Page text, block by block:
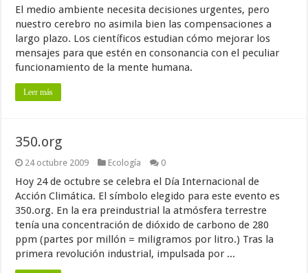
El medio ambiente necesita decisiones urgentes, pero
nuestro cerebro no asimila bien las compensaciones a
largo plazo. Los científicos estudian cómo mejorar los
mensajes para que estén en consonancia con el peculiar
funcionamiento de la mente humana.
Leer más
350.org
24 octubre 2009 Ecología 0
Hoy 24 de octubre se celebra el Día Internacional de
Acción Climática. El símbolo elegido para este evento es
350.org. En la era preindustrial la atmósfera terrestre
tenía una concentración de dióxido de carbono de 280
ppm (partes por millón = miligramos por litro.) Tras la
primera revolución industrial, impulsada por ...